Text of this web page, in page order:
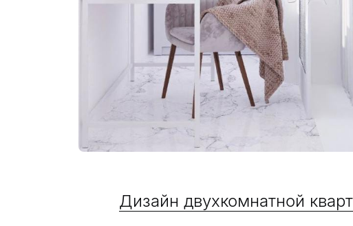
Дизайн двухкомнатной